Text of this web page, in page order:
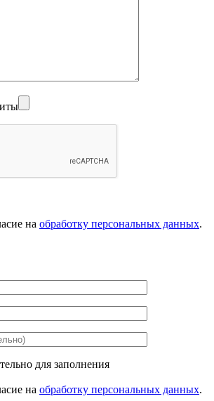
на обработку персональных данных.
для заполнения
на обработку персональных данных.